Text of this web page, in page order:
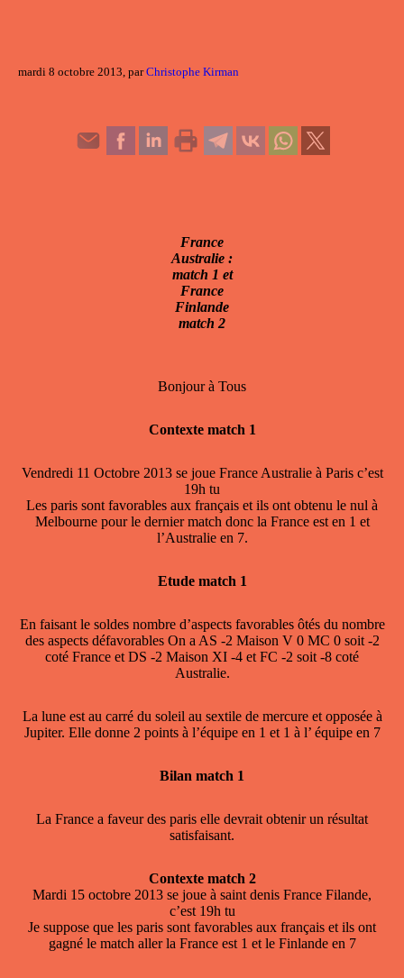
mardi 8 octobre 2013, parChristophe Kirman
France
Australie :
match 1 et
France
Finlande
match 2
Bonjour à Tous
Contexte match 1
Vendredi 11 Octobre 2013 se joue France Australie à Paris c’est
19h tu
Les paris sont favorables aux français et ils ont obtenu le nul à
Melbourne pour le dernier match donc la France est en 1 et
l’Australie en 7.
Etude match 1
En faisant le soldes nombre d’aspects favorables ôtés du nombre
des aspects défavorables On a AS -2 Maison V 0 MC 0 soit -2
coté France et DS -2 Maison XI -4 et FC -2 soit -8 coté
Australie.
La lune est au carré du soleil au sextile de mercure et opposée à
Jupiter. Elle donne 2 points à l’équipe en 1 et 1 à l’ équipe en 7
Bilan match 1
La France a faveur des paris elle devrait obtenir un résultat
satisfaisant.
Contexte match 2
Mardi 15 octobre 2013 se joue à saint denis France Filande,
c’est 19h tu
Je suppose que les paris sont favorables aux français et ils ont
gagné le match aller la France est 1 et le Finlande en 7